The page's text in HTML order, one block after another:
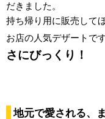
だきました。
持ち帰り用に販売して
お店の人気デザートです
さにびっくり！
地元で愛される、